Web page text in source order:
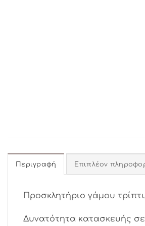
Περιγραφή Επιπλέον
Προσκλητήριο γάμου
Δυνατότητα κατασκευής